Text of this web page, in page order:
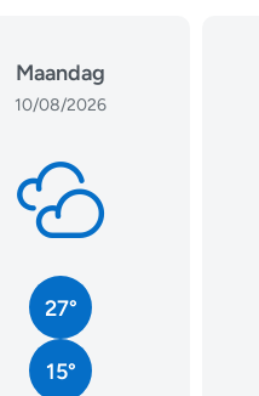
Maandag
10/08/2026
27°
15°